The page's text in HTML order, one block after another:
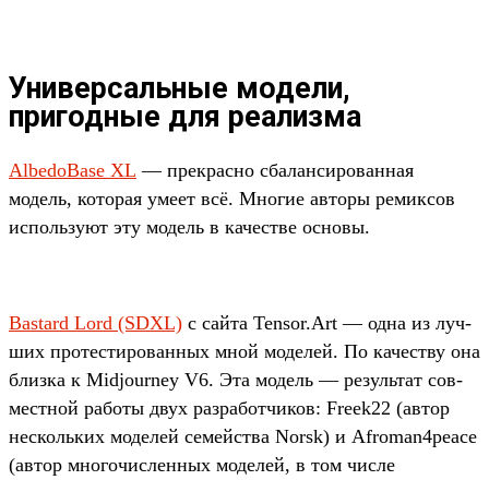
Универсальные модели,
пригодные для реализма
AlbedoBase XL — прек­расно сба­лан­сирован­ная
модель, которая уме­ет всё. Мно­гие авто­ры ремик­сов
исполь­зуют эту модель в качес­тве осно­вы.
Bastard Lord (SDXL) с сай­та Tensor.Art — одна из луч­
ших про­тес­тирован­ных мной моделей. По качес­тву она
близ­ка к Midjourney V6. Эта модель — резуль­тат сов­
мес­тной работы двух раз­работ­чиков: Freek22 (автор
нес­коль­ких моделей семей­ства Norsk) и Afroman4peace
(автор мно­гочис­ленных моделей, в том чис­ле